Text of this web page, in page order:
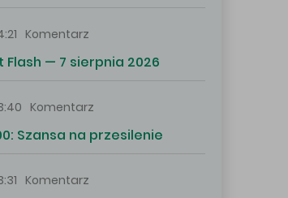
Komentarz
Flash — 7 sierpnia 2026
Komentarz
Szansa na przesilenie
Komentarz